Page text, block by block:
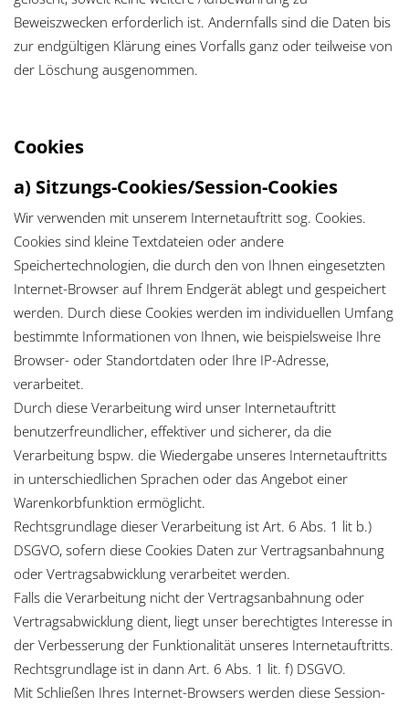
Beweiszwecken erforderlich ist. Andernfalls sind die Daten bis
zur endgültigen Klärung eines Vorfalls ganz oder teilweise von
der Löschung ausgenommen.
Cookies
a) Sitzungs-Cookies/Session-Cookies
Wir verwenden mit unserem Internetauftritt sog. Cookies.
Cookies sind kleine Textdateien oder andere
Speichertechnologien, die durch den von Ihnen eingesetzten
Internet-Browser auf Ihrem Endgerät ablegt und gespeichert
werden. Durch diese Cookies werden im individuellen Umfang
bestimmte Informationen von Ihnen, wie beispielsweise Ihre
Browser- oder Standortdaten oder Ihre IP-Adresse,
verarbeitet.
Durch diese Verarbeitung wird unser Internetauftritt
benutzerfreundlicher, effektiver und sicherer, da die
Verarbeitung bspw. die Wiedergabe unseres Internetauftritts
in unterschiedlichen Sprachen oder das Angebot einer
Warenkorbfunktion ermöglicht.
Rechtsgrundlage dieser Verarbeitung ist Art. 6 Abs. 1 lit b.)
DSGVO, sofern diese Cookies Daten zur Vertragsanbahnung
oder Vertragsabwicklung verarbeitet werden.
Falls die Verarbeitung nicht der Vertragsanbahnung oder
Vertragsabwicklung dient, liegt unser berechtigtes Interesse in
der Verbesserung der Funktionalität unseres Internetauftritts.
Rechtsgrundlage ist in dann Art. 6 Abs. 1 lit. f) DSGVO.
Mit Schließen Ihres Internet-Browsers werden diese Session-